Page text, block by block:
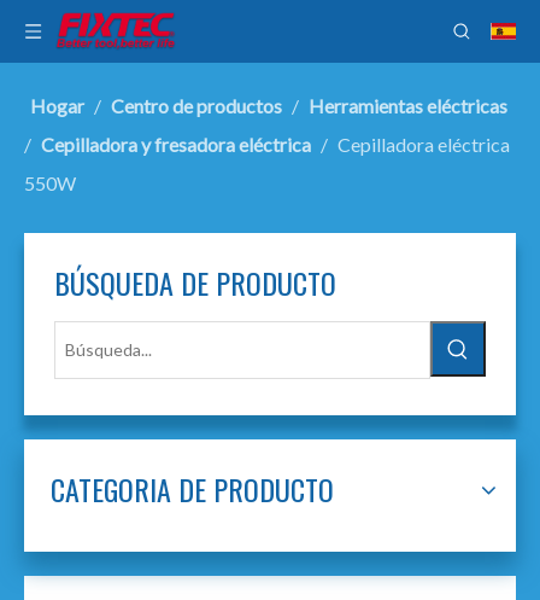
Hogar / Centro de productos / Herramientas eléctricas
/ Cepilladora y fresadora eléctrica / Cepilladora eléctrica
550W
BÚSQUEDA DE PRODUCTO
CATEGORIA DE PRODUCTO